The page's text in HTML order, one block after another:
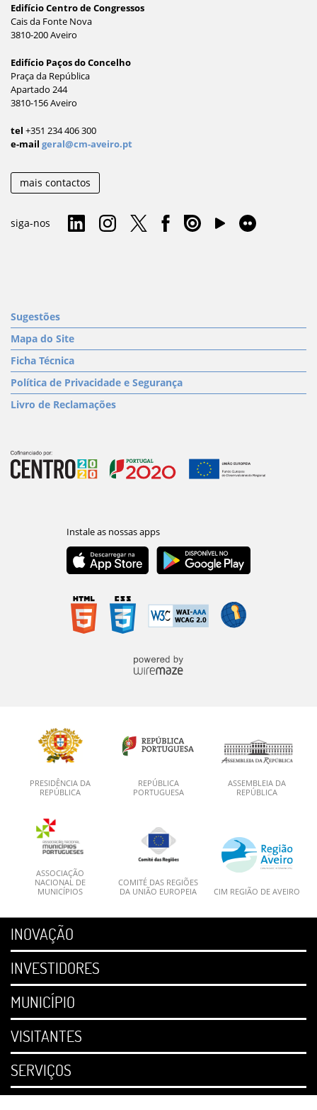
Edifício Centro de Congressos
Cais da Fonte Nova
3810-200 Aveiro
Edifício Paços do Concelho
Praça da República
Apartado 244
3810-156 Aveiro
tel +351 234 406 300
e-mail geral@cm-aveiro.pt
mais contactos
siga-nos
Sugestões
Mapa do Site
Ficha Técnica
Política de Privacidade e Segurança
Livro de Reclamações
PRESIDÊNCIA DA
REPÚBLICA
REPÚBLICA
PORTUGUESA
ASSEMBLEIA DA
REPÚBLICA
ASSOCIAÇÃO
NACIONAL DE
MUNICÍPIOS
COMITÉ DAS REGIÕES
DA UNIÃO EUROPEIA
CIM REGIÃO DE AVEIRO
INOVAÇÃO
INVESTIDORES
MUNICÍPIO
VISITANTES
SERVIÇOS